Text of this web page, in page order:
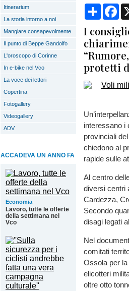
Itinerarium
La storia intorno a noi
Mangiare consapevolmente
Il punto di Beppe Gandolfo
L'oroscopo di Corinne
In e-bike nel Vco
La voce dei lettori
Copertina
Fotogallery
Videogallery
ADV
ACCADEVA UN ANNO FA
Economia
Lavoro, tutte le offerte
della settimana nel
Vco
I
protetti
interessano i
provinciali
chiedono al
rapide sulle
Al centro
diversi centri
Cardezza,
Secondo
disagi legati
Nel
comitati
Ossola per la
elicotteri
oltre otto